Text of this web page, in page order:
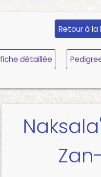
Retour à
fiche détaillée